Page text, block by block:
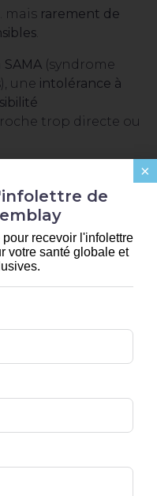
mais rarement de
.
SAMA (syndrome
une intolérance à
trop directe ou
inflammatoires
» prolongés
progressive,
la
en
×
de
recevoir l'infolettre
votre santé globale et